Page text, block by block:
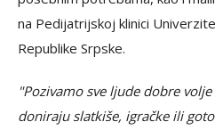
na Pedijatrijskoj klinici
Republike Srpske.
"Pozivamo sve ljude dobre
doniraju slatkiše, igračke ili